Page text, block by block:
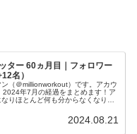
ター 60ヵ月目｜フォロワー
名）
（＠millionworkout）です。アカウ
2024年7月の経過をまとめます！ア
りほとんど何も分からなくなりま
2024.08.21